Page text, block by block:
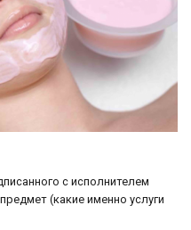
с исполнителем
(какие именно услуги